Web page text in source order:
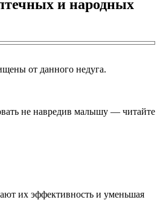
и народных
от данного недуга.
не навредив малышу — читайте
их эффективность и уменьшая